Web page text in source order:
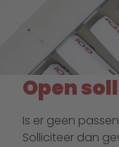
Open
Is er geen
Solliciteer dan